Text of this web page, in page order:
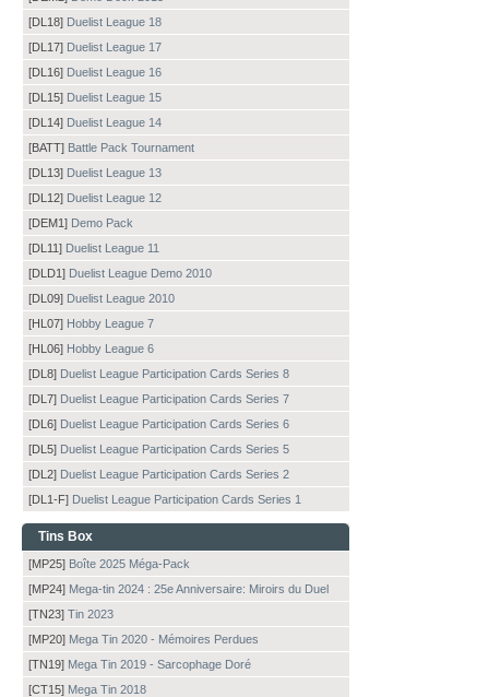
[DL18] Duelist League 18
[DL17] Duelist League 17
[DL16] Duelist League 16
[DL15] Duelist League 15
[DL14] Duelist League 14
[BATT] Battle Pack Tournament
[DL13] Duelist League 13
[DL12] Duelist League 12
[DEM1] Demo Pack
[DL11] Duelist League 11
[DLD1] Duelist League Demo 2010
[DL09] Duelist League 2010
[HL07] Hobby League 7
[HL06] Hobby League 6
[DL8] Duelist League Participation Cards Series 8
[DL7] Duelist League Participation Cards Series 7
[DL6] Duelist League Participation Cards Series 6
[DL5] Duelist League Participation Cards Series 5
[DL2] Duelist League Participation Cards Series 2
[DL1-F] Duelist League Participation Cards Series 1
Tins Box
[MP25] Boîte 2025 Méga-Pack
[MP24] Mega-tin 2024 : 25e Anniversaire: Miroirs du Duel
[TN23] Tin 2023
[MP20] Mega Tin 2020 - Mémoires Perdues
[TN19] Mega Tin 2019 - Sarcophage Doré
[CT15] Mega Tin 2018